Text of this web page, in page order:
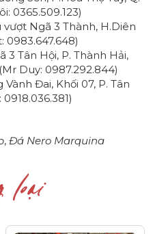
0365.509.123)
Ngã 3 Thành, H.Diên
0983.647.648)
Hội, P. Thành Hải,
Duy: 0987.292.844)
Đai, Khối 07, P. Tân
0918.036.381)
, Đá Nero Marquina
loại